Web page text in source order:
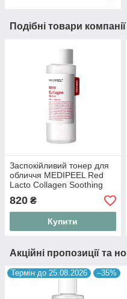
Подібні товари компанії
Заспокійливий тонер для
обличчя MEDIPEEL Red
Lacto Collagen Soothing
820 ₴
Купити
Акційні пропозиції та
Термін до 25.08.2026 –35%